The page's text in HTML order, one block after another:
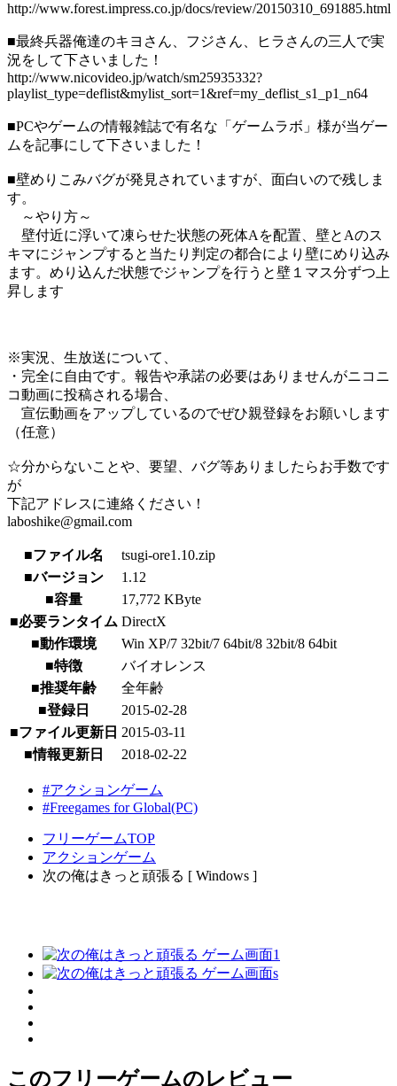
http://www.forest.impress.co.jp/docs/review/20150310_691885.html
■最終兵器俺達のキヨさん、フジさん、ヒラさんの三人で実
況をして下さいました！
http://www.nicovideo.jp/watch/sm25935332?
playlist_type=deflist&mylist_sort=1&ref=my_deflist_s1_p1_n64
■PCやゲームの情報雑誌で有名な「ゲームラボ」様が当ゲー
ムを記事にして下さいました！
■壁めりこみバグが発見されていますが、面白いので残しま
す。
～やり方～
壁付近に浮いて凍らせた状態の死体Aを配置、壁とAのス
キマにジャンプすると当たり判定の都合により壁にめり込み
ます。めり込んだ状態でジャンプを行うと壁１マス分ずつ上
昇します
※実況、生放送について、
・完全に自由です。報告や承諾の必要はありませんがニコニ
コ動画に投稿される場合、
宣伝動画をアップしているのでぜひ親登録をお願いします
（任意）
☆分からないことや、要望、バグ等ありましたらお手数です
が
下記アドレスに連絡ください！
laboshike@gmail.com
■ファイル名
tsugi-ore1.10.zip
■バージョン
1.12
■容量
17,772 KByte
■必要ランタイム DirectX
■動作環境
Win XP/7 32bit/7 64bit/8 32bit/8 64bit
■特徴
バイオレンス
■推奨年齢
全年齢
■登録日
2015-02-28
■ファイル更新日 2015-03-11
■情報更新日
2018-02-22
#アクションゲーム
#Freegames for Global(PC)
フリーゲームTOP
アクションゲーム
次の俺はきっと頑張る [ Windows ]
このフリーゲームのレビュー